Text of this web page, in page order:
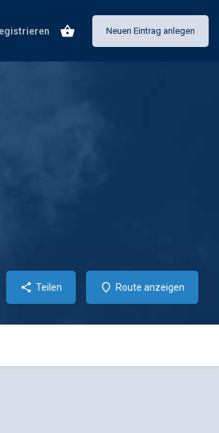
Neuen Eintrag anlegen
Teilen Route anzeigen